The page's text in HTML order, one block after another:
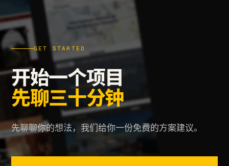
GET STARTED
开始一个项目
先聊三十分钟
先聊聊你的想法，我们给你一份免费的方案建议。